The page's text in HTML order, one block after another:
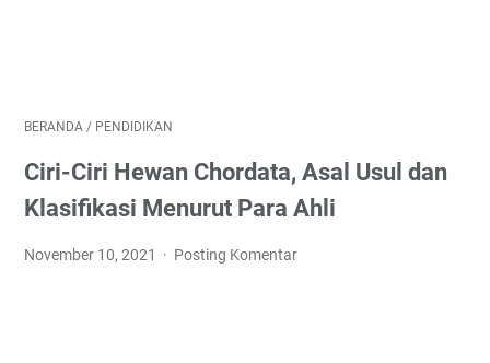
BERANDA / PENDIDIKAN
Ciri-Ciri Hewan Chordata, Asal Usul dan
Klasifikasi Menurut Para Ahli
November 10, 2021 Posting Komentar